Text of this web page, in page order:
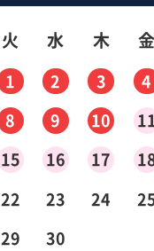
火 水 木 金
1 2 3 4
8 9 10
15 16 17
22 23 24
29 30